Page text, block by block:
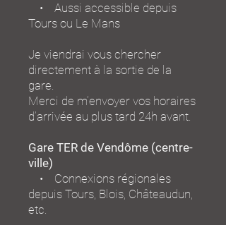
• Aussi accessible depuis
Tours ou Le Mans
Je viendrai vous chercher
directement à la sortie de la
gare.
Merci de m’envoyer vos horaires
d’arrivée au plus tard 24h avant.
Gare TER de Vendôme (centre-
ville)
• Connexions régionales
depuis Tours, Blois, Châteaudun,
etc.